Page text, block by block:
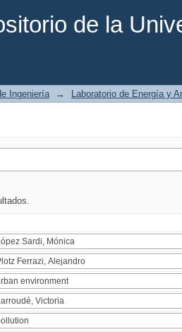
de la
Ingeniería → Laboratorio de Energía y